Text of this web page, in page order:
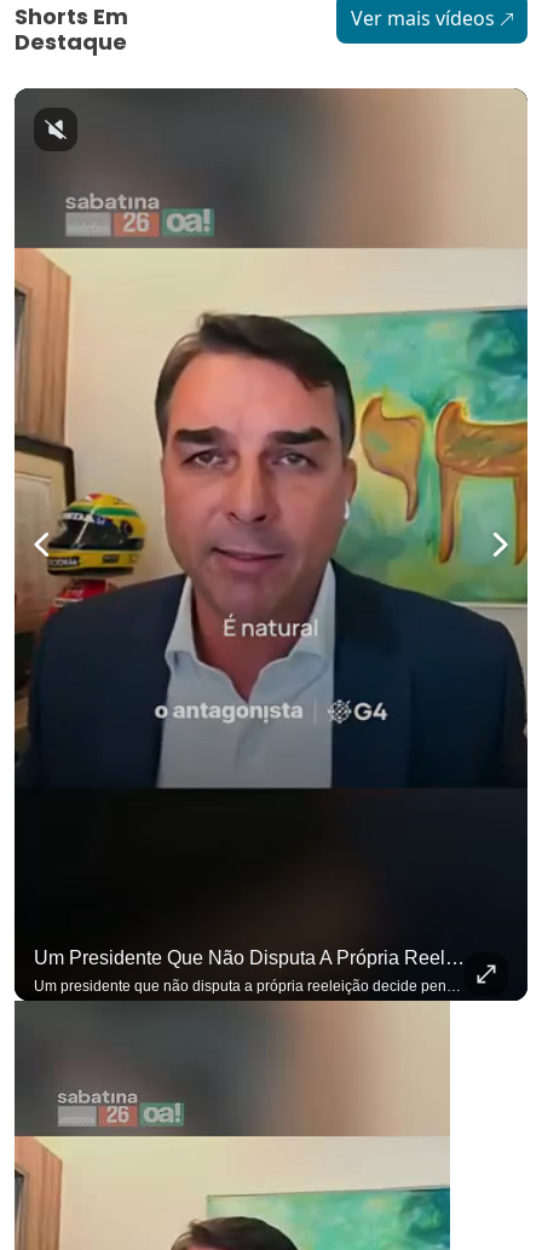
Shorts Em
Destaque
Ver mais vídeos
Um Presidente Que Não Disputa A Própria Reeleição Decide Pensando Em Quem Vem Depois.
Um presidente que não disputa a própria reeleição decide pensando em quem vem depois. Foi assim que Flávio Bolsonaro defendeu a PEC do fim da reeleição, primeira das medidas que citou para o ambiente de negócios. Se você busca informação com credibilidade, inscreva-se agora e ative o